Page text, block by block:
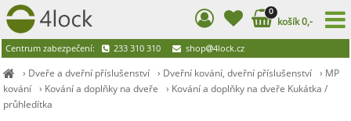
› Dveře a dveřní příslušenství › Dveřní kování, dveřní příslušenství › MP
kování › Kování a doplňky na dveře › Kování a doplňky na dveře Kukátka /
průhledítka
0
košík 0,-
Centrum zabezpečení: 233 310 310 shop 4lock.cz